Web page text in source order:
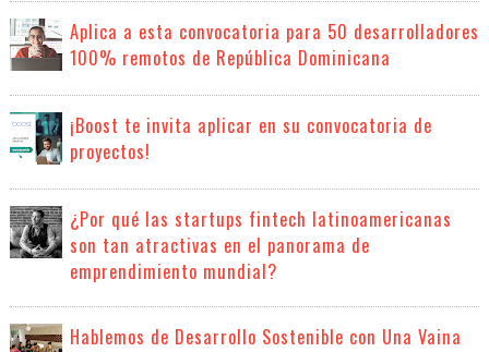
Aplica a esta convocatoria para 50 desarrolladores
100% remotos de República Dominicana
¡Boost te invita aplicar en su convocatoria de
proyectos!
¿Por qué las startups fintech latinoamericanas
son tan atractivas en el panorama de
emprendimiento mundial?
Hablemos de Desarrollo Sostenible con Una Vaina